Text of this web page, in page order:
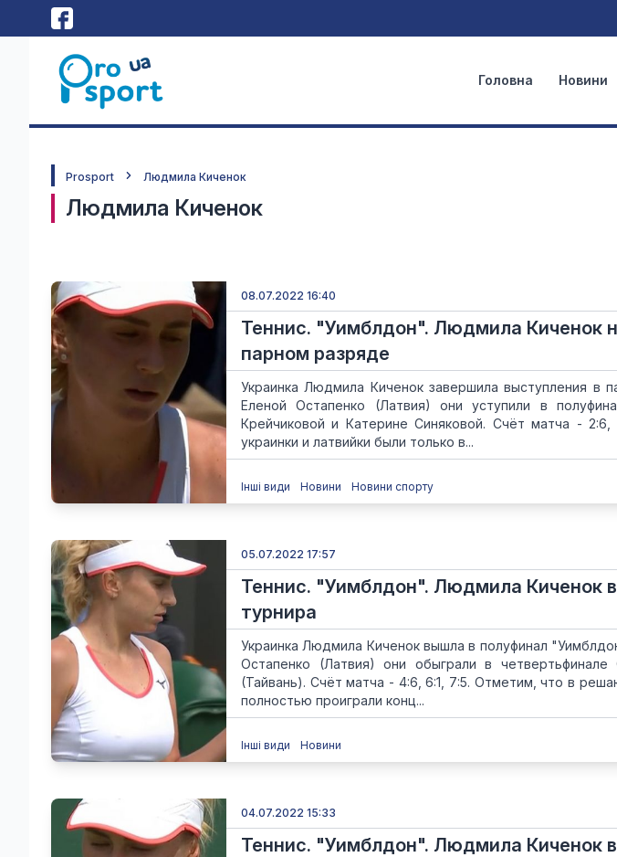
Головна Новини
Prosport Людмила Киченок
Людмила Киченок
08.07.2022 16:40
Теннис. "Уимблдон". Людмила Киченок
парном разряде
Украинка Людмила Киченок завершила выступления в
Еленой Остапенко (Латвия) они уступили в
Крейчиковой и Катерине Синяковой. Счёт матча -
украинки и латвийки были только в...
Інші види Новини Новини спорту
05.07.2022 17:57
Теннис. "Уимблдон". Людмила Киченок
турнира
Украинка Людмила Киченок вышла в полуфинал
Остапенко (Латвия) они обыграли в
(Тайвань). Счёт матча - 4:6, 6:1, 7:5. Отметим, что в
полностью проиграли конц...
Інші види Новини
04.07.2022 15:33
Теннис. "Уимблдон". Людмила Киченок